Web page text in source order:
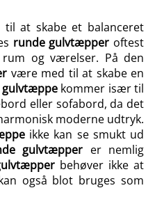
at skabe et balanceret
runde gulvtæpper oftest
og værelser. På den
være med til at skabe en
kommer især til
eller sofabord, da det
moderne udtryk.
ikke kan se smukt ud
gulvtæpper er nemlig
behøver ikke at
også blot bruges som